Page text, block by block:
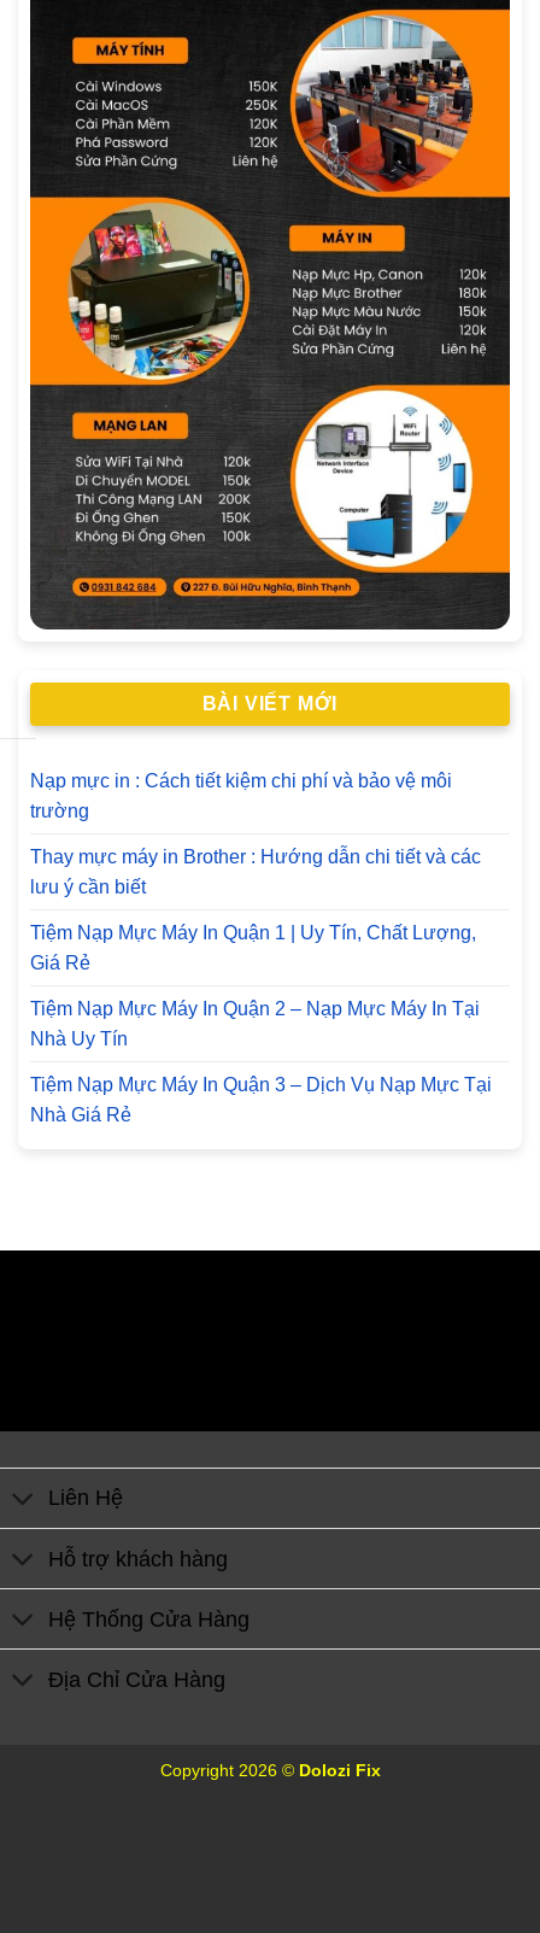
BÀI VIẾT MỚI
Nạp mực in : Cách tiết kiệm chi phí và bảo vệ môi
trường
Thay mực máy in Brother : Hướng dẫn chi tiết và các
lưu ý cần biết
Tiệm Nạp Mực Máy In Quận 1 | Uy Tín, Chất Lượng,
Giá Rẻ
Tiệm Nạp Mực Máy In Quận 2 – Nạp Mực Máy In Tại
Nhà Uy Tín
Tiệm Nạp Mực Máy In Quận 3 – Dịch Vụ Nạp Mực Tại
Nhà Giá Rẻ
Liên Hệ
Hỗ trợ khách hàng
Hệ Thống Cửa Hàng
Địa Chỉ Cửa Hàng
Copyright 2026 © Dolozi Fix